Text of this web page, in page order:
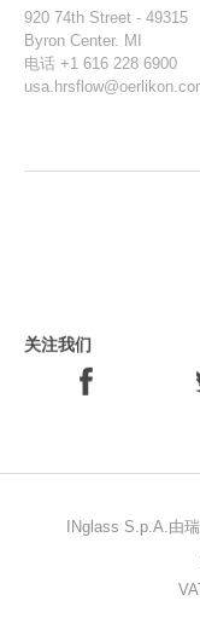
920 74th Street - 49315
Byron Center. MI
电话 +1 616 228 6900
关注我们
INglass S.p.A.由